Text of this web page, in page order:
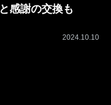
感謝の交換も
2024.10.10